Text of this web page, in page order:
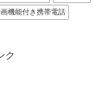
機能付き携帯電話
ク